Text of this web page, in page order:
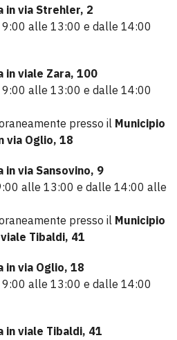
in via Strehler, 2
alle 13:00 e dalle 14:00
in viale Zara, 100
alle 13:00 e dalle 14:00
presso il Municipio
via Oglio, 18
in via Sansovino, 9
alle 13:00 e dalle 14:00 alle
presso il Municipio
Tibaldi, 41
in via Oglio, 18
alle 13:00 e dalle 14:00
in viale Tibaldi, 41